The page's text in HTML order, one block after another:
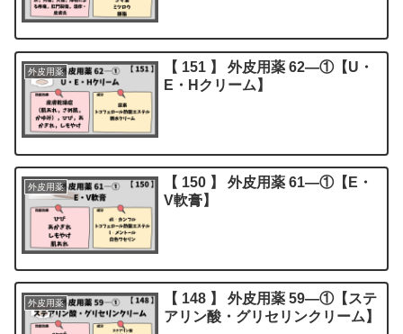
外皮用薬
【 151 】 外皮用薬 62―①【U・
E・Hクリーム】
外皮用薬
【 150 】 外皮用薬 61―①【E・
V軟膏】
外皮用薬
【 148 】 外皮用薬 59―①【ステ
アリン酸・グリセリンクリーム】